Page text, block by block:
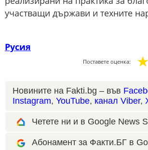
участващи държави и техните
Русия
Поставете оценка: ☆
Новините на Fakti.bg – във
Instagram, YouTube, канал Viber,
Четете ни и в Google News
Абонамент за Факти.БГ в